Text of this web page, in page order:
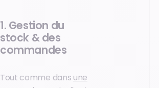
1. Gestion du
stock & des
commandes
Tout comme dans une